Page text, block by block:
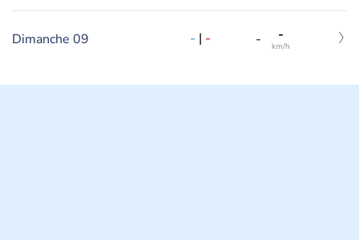
Dimanche 09 - | - - -
km/h